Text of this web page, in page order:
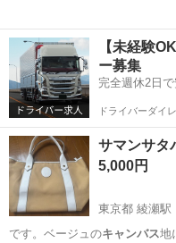
【未経験
ー募集
完全週休2日
ドライバーダイ
サマンサタ
5,000円
東京都 綾瀬駅
です。ベージュのキャンバス地